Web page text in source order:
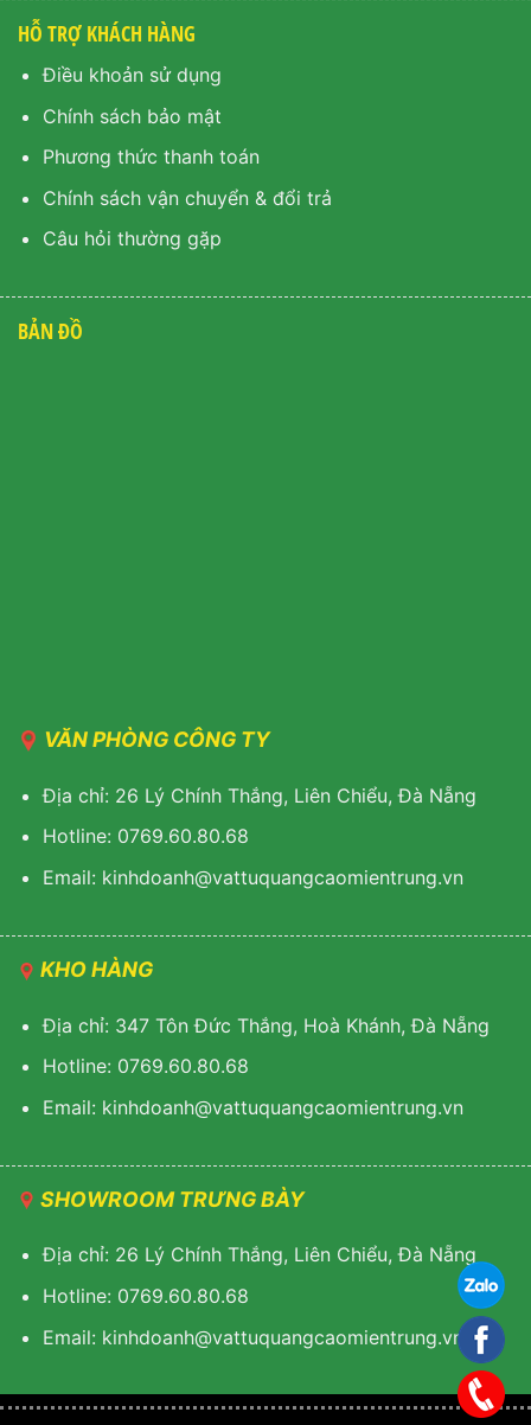
HỖ TRỢ KHÁCH HÀNG
Điều khoản sử dụng
Chính sách bảo mật
Phương thức thanh toán
Chính sách vận chuyển & đổi trả
Câu hỏi thường gặp
BẢN ĐỒ
VĂN PHÒNG CÔNG TY
Địa chỉ: 26 Lý Chính Thắng, Liên Chiểu, Đà Nẵng
Hotline: 0769.60.80.68
Email: kinhdoanh@vattuquangcaomientrung.vn
KHO HÀNG
Địa chỉ: 347 Tôn Đức Thắng, Hoà Khánh, Đà Nẵng
Hotline: 0769.60.80.68
Email: kinhdoanh@vattuquangcaomientrung.vn
SHOWROOM TRƯNG BÀY
Địa chỉ: 26 Lý Chính Thắng, Liên Chiểu, Đà Nẵng
Hotline: 0769.60.80.68
Email: kinhdoanh@vattuquangcaomientrung.vn